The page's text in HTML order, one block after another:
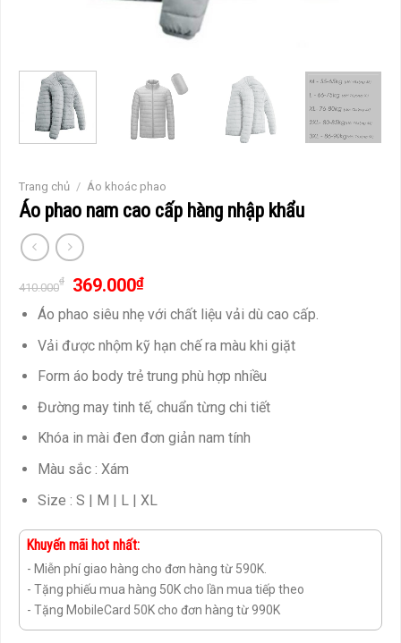
Trang chủ / Áo khoác phao
Áo phao nam cao cấp hàng nhập khẩu
410.000
₫ 369.000₫
Áo phao siêu nhẹ với chất liệu vải dù cao cấp.
Vải được nhộm kỹ hạn chế ra màu khi giặt
Form áo body trẻ trung phù hợp nhiều
Đường may tinh tế, chuẩn từng chi tiết
Khóa in mài đen đơn giản nam tính
Màu sắc : Xám
Size : S | M | L | XL
Khuyến mãi hot nhất:
- Miễn phí giao hàng cho đơn hàng từ 590K.
- Tặng phiếu mua hàng 50K cho lần mua tiếp theo
- Tặng MobileCard 50K cho đơn hàng từ 990K